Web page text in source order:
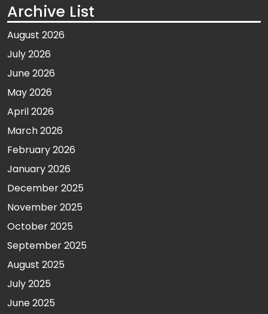
Archive List
August 2026
July 2026
June 2026
May 2026
April 2026
March 2026
February 2026
January 2026
December 2025
November 2025
October 2025
September 2025
August 2025
July 2025
June 2025